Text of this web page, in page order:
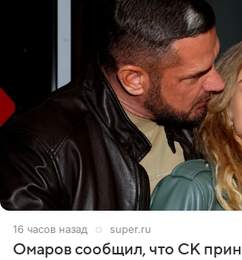
16 часов назад super.ru
Омаров сообщил, что СК